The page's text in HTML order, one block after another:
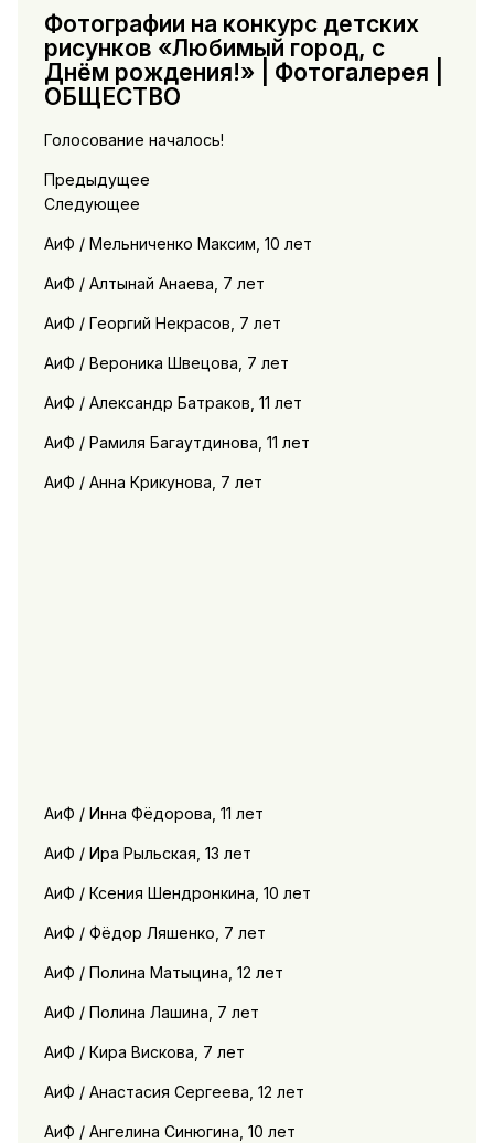
Фотографии на конкурс детских
рисунков «Любимый город, с
Днём рождения!» | Фотогалерея |
ОБЩЕСТВО
Голосование началось!
Предыдущее
Следующее
АиФ / Мельниченко Максим, 10 лет
АиФ / Алтынай Анаева, 7 лет
АиФ / Георгий Некрасов, 7 лет
АиФ / Вероника Швецова, 7 лет
АиФ / Александр Батраков, 11 лет
АиФ / Рамиля Багаутдинова, 11 лет
АиФ / Анна Крикунова, 7 лет
АиФ / Инна Фёдорова, 11 лет
АиФ / Ира Рыльская, 13 лет
АиФ / Ксения Шендронкина, 10 лет
АиФ / Фёдор Ляшенко, 7 лет
АиФ / Полина Матыцина, 12 лет
АиФ / Полина Лашина, 7 лет
АиФ / Кира Вискова, 7 лет
АиФ / Анастасия Сергеева, 12 лет
АиФ / Ангелина Синюгина, 10 лет